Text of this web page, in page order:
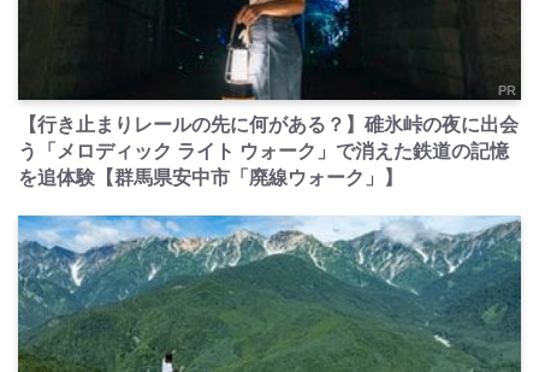
PR
【行き止まりレールの先に何がある？】碓氷峠の夜に出会
う「メロディック ライト ウォーク」で消えた鉄道の記憶
を追体験【群馬県安中市「廃線ウォーク」】